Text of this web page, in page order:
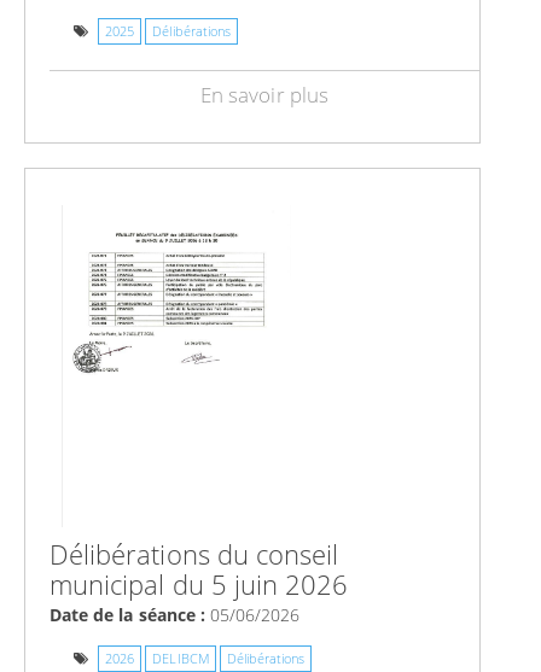
2025 Délibérations
En savoir plus
Délibérations du conseil
municipal du 5 juin 2026
Date de la séance : 05/06/2026
2026 DELIBCM Délibérations